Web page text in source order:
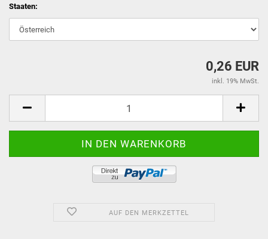
Staaten:
0,26 EUR
inkl. 19% MwSt.
AUF DEN MERKZETTEL